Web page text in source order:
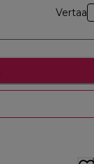
Vertaa